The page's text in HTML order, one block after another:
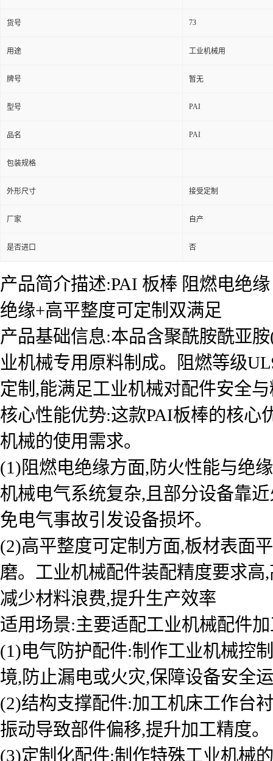
货号 73
用途 工业机械用
牌号 暂无
型号 PAI
品名 PAI
包装规格
外形尺寸 接受定制
厂家 自产
是否进口 否
产品简介描述:PAI 板棒 阻燃电绝
绝缘+高平整度可定制双满足
产品基础信息:本品含聚酰胺酰亚
业机械专用原料制成。阻燃等级
定制,能满足工业机械对配件安全
核心性能优势:这款PAI板棒的核心
机械的使用需求。
(1)阻燃电绝缘方面,防火性能与绝
机械电气系统复杂,且部分设备靠
免电气事故引发设备损坏。
(2)高平整度可定制方面,板材表面
磨。工业机械配件装配精度要求
减少材料浪费,提升生产效率
适用场景:主要适配工业机械配件
(1)电气防护配件:制作工业机械控
境,防止漏电或火灾,保障设备安全
(2)结构支撑配件:加工机床工作台
振动导致部件偏移,提升加工精度。
(3)定制化配件:制作特殊工业机械